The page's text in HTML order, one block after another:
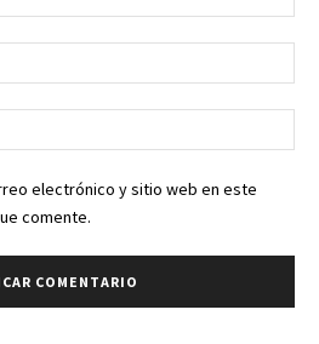
electrónico y sitio web en este
comente.